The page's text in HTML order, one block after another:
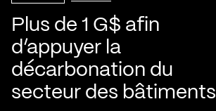
Plus de 1 G$ afin
d’appuyer la
décarbonation du
secteur des bâtiments